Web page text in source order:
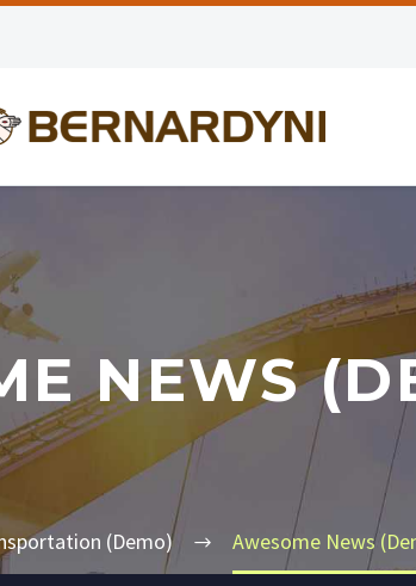
NEWS
(Demo) Awesome News